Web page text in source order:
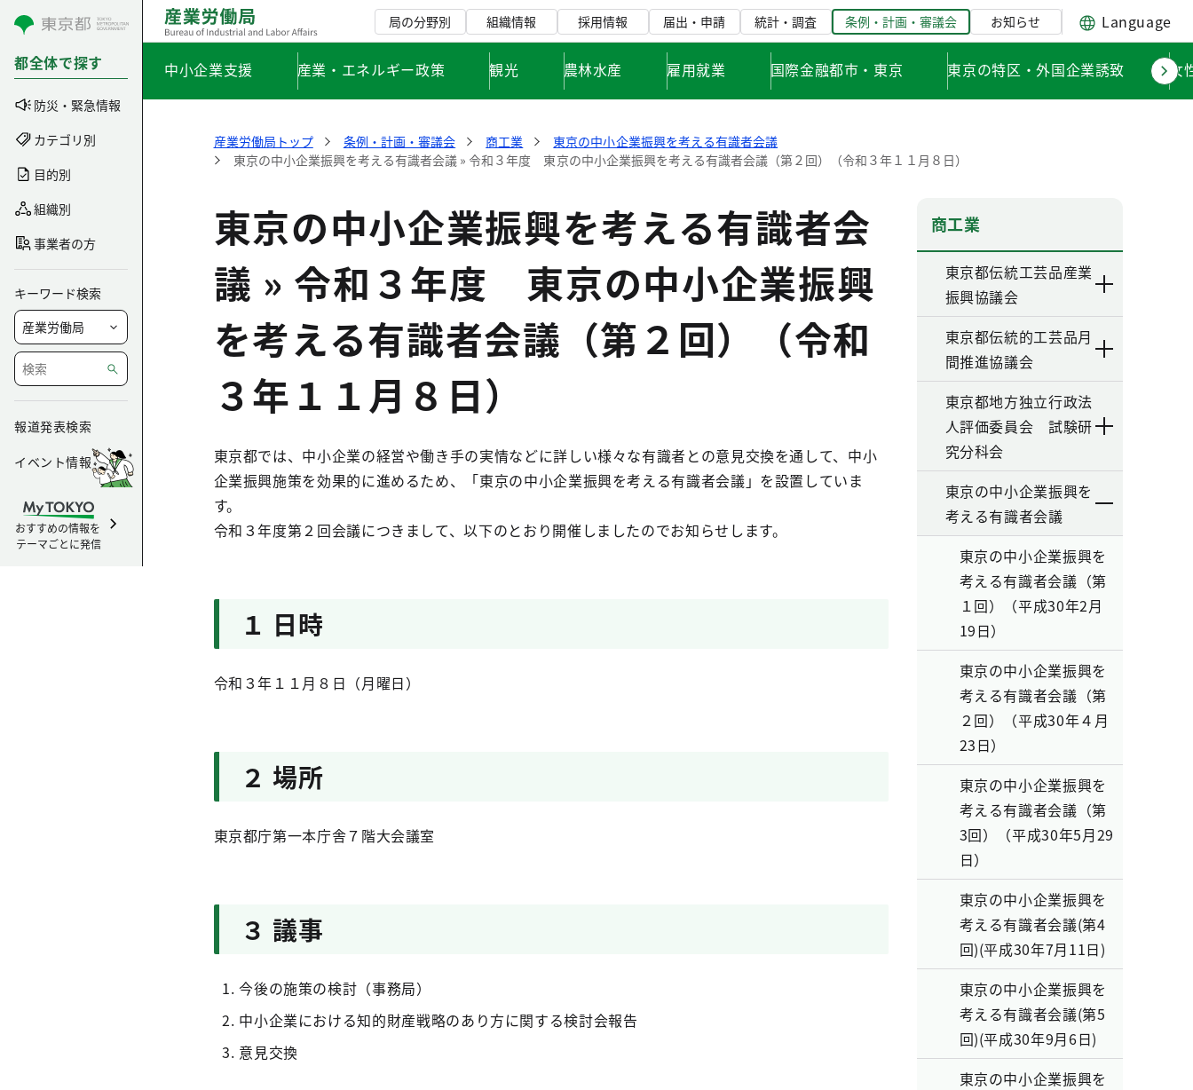
コンテンツにスキップ
都全体で探す
防災・緊急情報
カテゴリ別
目的別
組織別
事業者の方
キーワード検索
報道発表検索
イベント情報
おすすめの情報を
テーマごとに発信
局の分野別 組織情報 採用情報 届出・申請 統計・調査 条例・計画・審議会 お知らせ Language
中小企業支援 産業・エネルギー政策 観光 農林水産 雇用就業 国際金融都市・東京 東京の特区・外国企業誘致 女
産業労働局トップ 条例・計画・審議会 商工業
東京の中小企業振興を考える有識者会議
東京の中小企業振興を考える有識者会議 » 令和３年度 東京の中小企業振興を考える有識者会議（第２回）（令和３年１１月８日）
東京の中小企業振興を考える有識者会
議 » 令和３年度 東京の中小企業振興
を考える有識者会議（第２回）（令和
３年１１月８日）
東京都では、中小企業の経営や働き手の実情などに詳しい様々な有識者との意見交換を通して、中小
企業振興施策を効果的に進めるため、「東京の中小企業振興を考える有識者会議」を設置していま
す。
令和３年度第２回会議につきまして、以下のとおり開催しましたのでお知らせします。
１ 日時
令和３年１１月８日（月曜日）
２ 場所
東京都庁第一本庁舎７階大会議室
３ 議事
今後の施策の検討（事務局）
中小企業における知的財産戦略のあり方に関する検討会報告
意見交換
商工業
東京都伝統工芸品産業
振興協議会
東京都伝統的工芸品月
間推進協議会
東京都地方独立行政法
人評価委員会 試験研
究分科会
東京の中小企業振興を
考える有識者会議
東京の中小企業振興を
考える有識者会議（第
１回）（平成30年2月
19日）
東京の中小企業振興を
考える有識者会議（第
２回）（平成30年４月
23日）
東京の中小企業振興を
考える有識者会議（第
3回）（平成30年5月29
日）
東京の中小企業振興を
考える有識者会議(第4
回)(平成30年7月11日)
東京の中小企業振興を
考える有識者会議(第5
回)(平成30年9月6日)
東京の中小企業振興を